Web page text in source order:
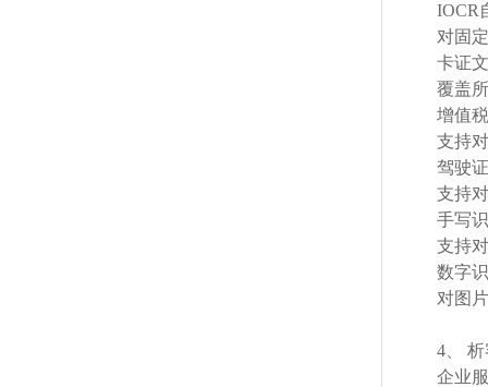
IOCR
对固
卡证
覆盖
增值
支持
驾驶
支持
手写
支持
数字
对图
4、
企业